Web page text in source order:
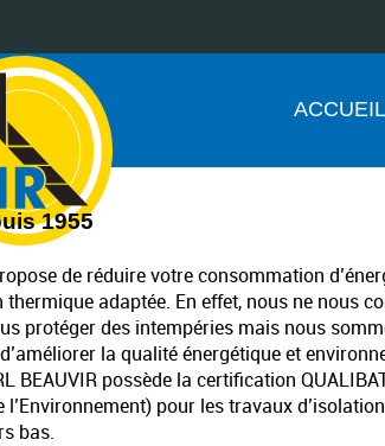
1955
ACCUEIL
de réduire votre consommation
adaptée. En effet, nous ne nous
protéger des intempéries mais nous
la qualité énergétique et
BEAUVIR possède la certification
l’Environnement) pour les travaux
bas.